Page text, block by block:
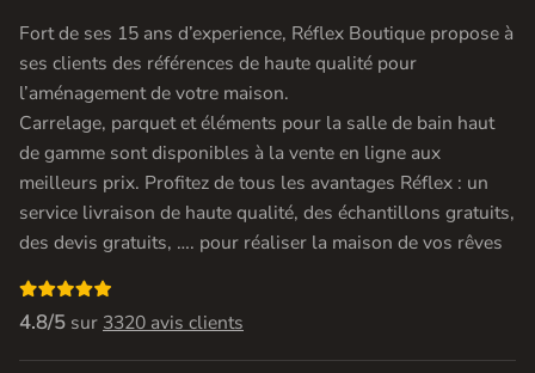
Fort de ses 15 ans d’experience, Réflex Boutique propose à
ses clients des références de haute qualité pour
l’aménagement de votre maison.
Carrelage, parquet et éléments pour la salle de bain haut
de gamme sont disponibles à la vente en ligne aux
meilleurs prix. Profitez de tous les avantages Réflex : un
service livraison de haute qualité, des échantillons gratuits,
des devis gratuits, …. pour réaliser la maison de vos rêves

4.8/5 sur 3320 avis clients